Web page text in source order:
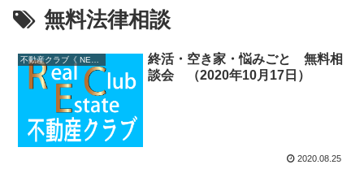
無料法律相談
不動産クラブ《 NEWS 》
終活・空き家・悩みごと 無料相
談会 （2020年10月17日）
2020.08.25